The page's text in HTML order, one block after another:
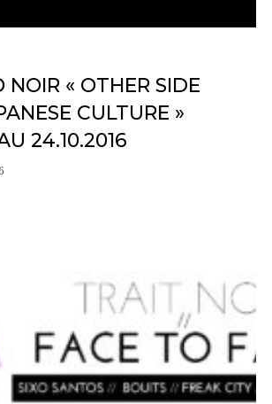
NOIR « OTHER SIDE
CULTURE »
24.10.2016